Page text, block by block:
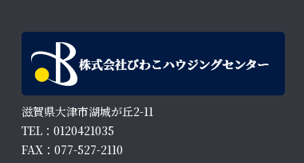
滋賀県大津市湖城が丘2-11
TEL：0120421035
FAX：077-527-2110